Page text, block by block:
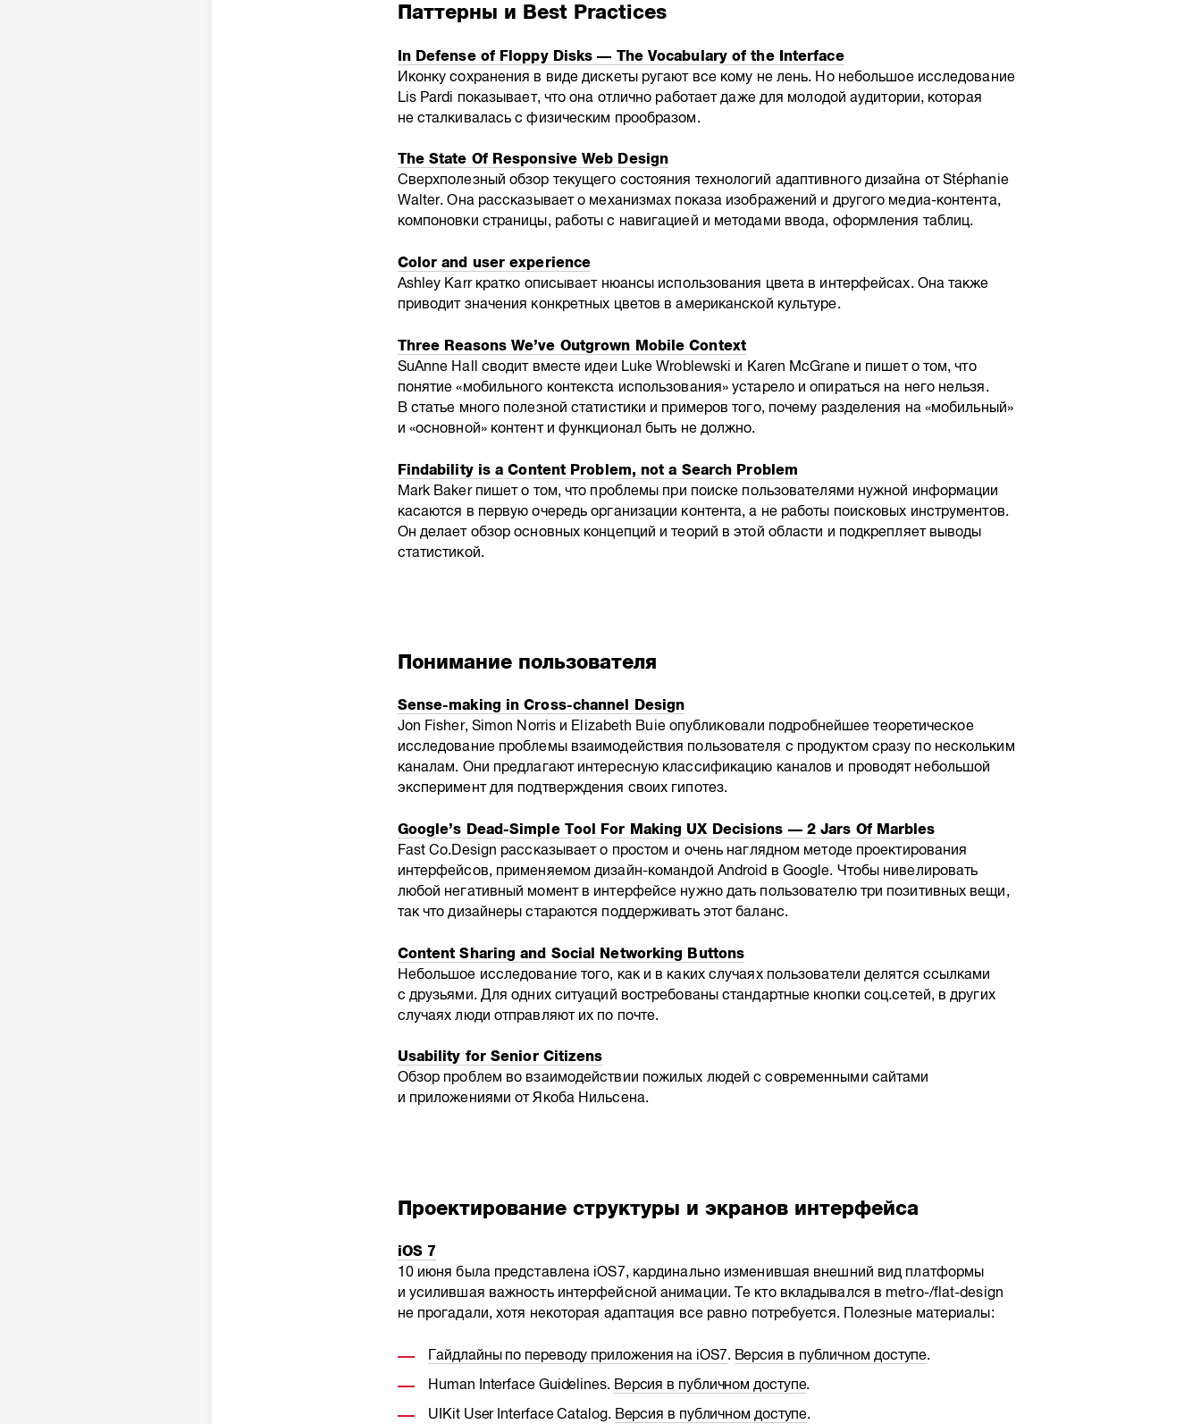
Паттерны и Best Practices
In Defense of Floppy Disks — The Vocabulary of the Interface
Иконку сохранения в виде дискеты ругают все кому не лень. Но небольшое исследование
Lis Pardi показывает, что она отлично работает даже для молодой аудитории, которая
не сталкивалась с физическим прообразом.
The State Of Responsive Web Design
Сверхполезный обзор текущего состояния технологий адаптивного дизайна от Stéphanie
Walter. Она рассказывает о механизмах показа изображений и другого медиа-контента,
компоновки страницы, работы с навигацией и методами ввода, оформления таблиц.
Color and user experience
Ashley Karr кратко описывает нюансы использования цвета в интерфейсах. Она также
приводит значения конкретных цветов в американской культуре.
Three Reasons We’ve Outgrown Mobile Context
SuAnne Hall сводит вместе идеи Luke Wroblewski и Karen McGrane и пишет о том, что
понятие «мобильного контекста использования» устарело и опираться на него нельзя.
В статье много полезной статистики и примеров того, почему разделения на «мобильный»
и «основной» контент и функционал быть не должно.
Findability is a Content Problem, not a Search Problem
Mark Baker пишет о том, что проблемы при поиске пользователями нужной информации
касаются в первую очередь организации контента, а не работы поисковых инструментов.
Он делает обзор основных концепций и теорий в этой области и подкрепляет выводы
статистикой.
Понимание пользователя
Sense-making in Cross-channel Design
Jon Fisher, Simon Norris и Elizabeth Buie опубликовали подробнейшее теоретическое
исследование проблемы взаимодействия пользователя с продуктом сразу по нескольким
каналам. Они предлагают интересную классификацию каналов и проводят небольшой
эксперимент для подтверждения своих гипотез.
Google’s Dead-Simple Tool For Making UX Decisions — 2 Jars Of Marbles
Fast Co.Design рассказывает о простом и очень наглядном методе проектирования
интерфейсов, применяемом дизайн-командой Android в Google. Чтобы нивелировать
любой негативный момент в интерфейсе нужно дать пользователю три позитивных вещи,
так что дизайнеры стараются поддерживать этот баланс.
Content Sharing and Social Networking Buttons
Небольшое исследование того, как и в каких случаях пользователи делятся ссылками
с друзьями. Для одних ситуаций востребованы стандартные кнопки соц.сетей, в других
случаях люди отправляют их по почте.
Usability for Senior Citizens
Обзор проблем во взаимодействии пожилых людей с современными сайтами
и приложениями от Якоба Нильсена.
Проектирование структуры и экранов интерфейса
iOS 7
10 июня была представлена iOS7, кардинально изменившая внешний вид платформы
и усилившая важность интерфейсной анимации. Те кто вкладывался в metro-/flat-design
не прогадали, хотя некоторая адаптация все равно потребуется. Полезные материалы:
Гайдлайны по переводу приложения на iOS7. Версия в публичном доступе.
Human Interface Guidelines. Версия в публичном доступе.
UIKit User Interface Catalog. Версия в публичном доступе.